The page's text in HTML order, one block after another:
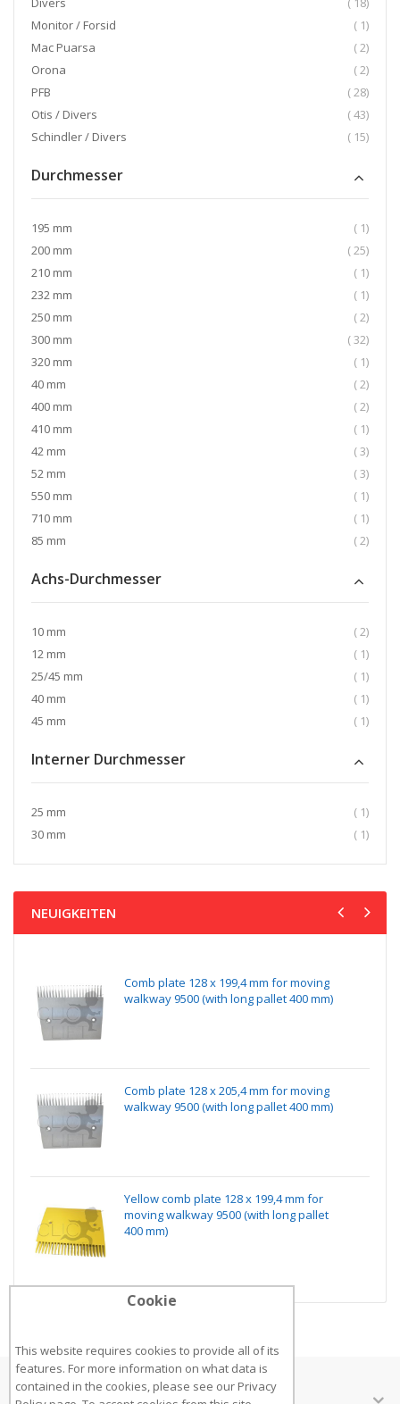
Monitor / Forsid
1Artikel
Mac Puarsa
2Artikel
Orona
2Artikel
PFB
28Artikel
Otis / Divers
43Artikel
Schindler / Divers
15Artikel
Durchmesser
195 mm 1Artikel
200 mm
25Artikel
210 mm
1Artikel
232 mm
1Artikel
250 mm
2Artikel
300 mm
32Artikel
320 mm
1Artikel
40 mm
2Artikel
400 mm
2Artikel
410 mm
1Artikel
42 mm
3Artikel
52 mm
3Artikel
550 mm
1Artikel
710 mm
1Artikel
85 mm
2Artikel
Achs-Durchmesser
10 mm 2Artikel
12 mm
1Artikel
25/45 mm
1Artikel
40 mm
1Artikel
45 mm
1Artikel
Interner Durchmesser
25 mm 1Artikel
30 mm
1Artikel
NEUIGKEITEN
Comb plate 128 x 199,4 mm for moving
walkway 9500 (with long pallet 400 mm)
Comb plate 128 x 205,4 mm for moving
walkway 9500 (with long pallet 400 mm)
Yellow comb plate 128 x 199,4 mm for
moving walkway 9500 (with long pallet
400 mm)
ÜBER UNS
Cookie
This website requires cookies to provide all of its
features. For more information on what data is
contained in the cookies, please see our Privacy